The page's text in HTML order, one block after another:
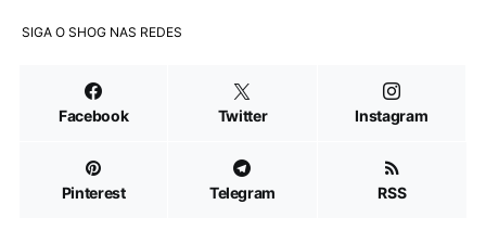
SIGA O SHOG NAS REDES
Facebook Twitter Instagram
Pinterest Telegram RSS